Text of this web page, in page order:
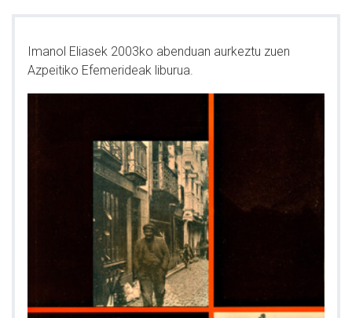
Imanol Eliasek 2003ko abenduan aurkeztu zuen
Azpeitiko Efemerideak liburua.